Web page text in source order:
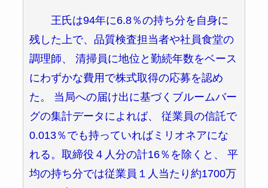
王氏は94年に6.8％の持ち分を自身に
残した上で、品質検査担当者や社員食堂の
調理師、 清掃員に地位と勤続年数をベース
にわずかな費用で株式取得の応募を認め
た。 当局への届け出に基づくブルームバー
グの集計データによれば、 従業員の信託で
0.013％でも持っていればミリオネアにな
れる。取締役４人分の計16％を除くと、 平
均の持ち分では従業員１人当たり約1700万